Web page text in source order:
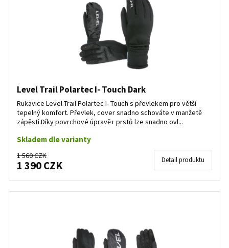
Level Trail Polartec I- Touch Dark
Rukavice Level Trail Polartec I- Touch s převlekem pro větší
tepelný komfort. Převlek, cover snadno schováte v manžetě
zápěstí.Díky povrchové úpravě+ prstů lze snadno ovl...
Skladem dle varianty
1 560 CZK
1 390 CZK Detail produktu